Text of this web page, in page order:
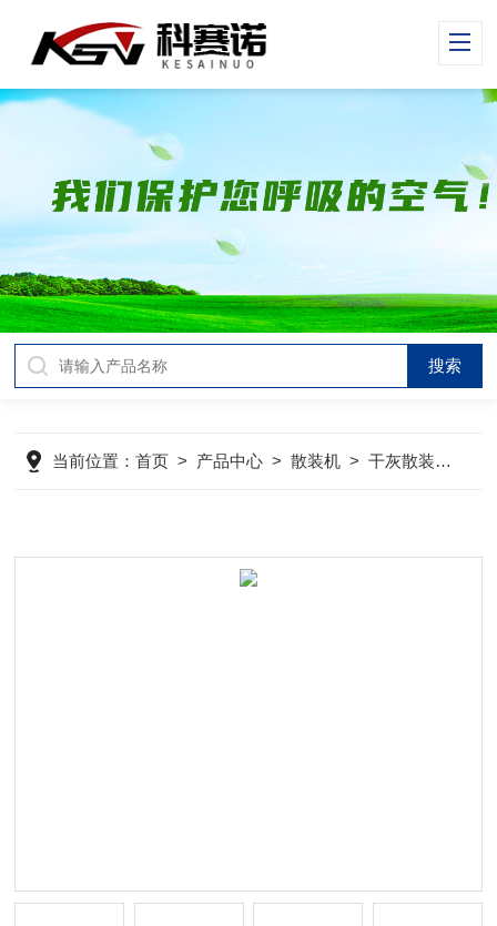
当前位置：首页 > 产品中心 >散装机 >干灰散装机